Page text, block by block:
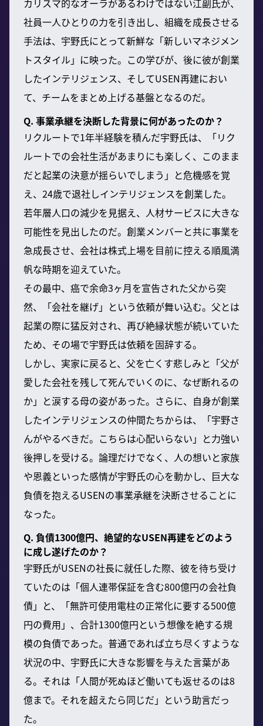
社員一人ひとりの力を引き出し、組織を成長させる
手法は、宇野氏にとって新鮮な「新しいマネジメン
トスタイル」に映った。この学びが、後に彼が創業
したインテリジェンス、そしてUSEN再建におい
て、チームをまとめ上げる基盤となるのだ。
Q. 事業承継を決断した背景に何があったのか？
リクルートで1年半経験を積んだ宇野氏は、「リク
ルートでの会社生活があまりにも楽しく、このまま
だと起業の決意が揺らいでしまう」と危機感を覚
え、24歳で退社しインテリジェンスを創業した。
若年層人口の減少を見据え、人材サービスに大きな
可能性を見出したのだ。創業メンバーと共に事業を
急成長させ、会社は株式上場を目前に控える順風満
帆な時期を迎えていた。
その最中、癌で余命3ヶ月を宣告された父から突
然、「会社を継げ」という依頼が舞い込む。父とは
起業の際に猛反対され、再び絶縁状態が続いていた
ため、その場で宇野氏は依頼を固辞する。
しかし、実家に戻ると、父を亡くす悲しみと「父が
愛した会社を残して死んでいくのに、なぜ断れるの
か」と涙する母の姿があった。さらに、自身が創業
したインテリジェンスの仲間たちからは、「宇野さ
んがやるべきだ。こちらは心配いらない」と力強い
後押しを受ける。論理だけでなく、人の想いと家族
や恩義といった感情が宇野氏の心を動かし、巨大な
負債を抱えるUSENの事業承継を決断させることに
なった。
Q. 負債1300億円、絶望的なUSEN再建をどのよう
に成し遂げたのか？
宇野氏がUSENの社長に就任した際、彼を待ち受け
ていたのは「個人連帯保証を含む800億円の会社負
債」と、「無許可使用電柱の正常化に要する500億
円の費用」、合計1300億円という想像を絶する規
模の負債であった。普通であれば立ち尽くすような
状況の中、宇野氏に大きな影響を与えた言葉があ
る。それは「人間が死ぬほど働いても返せるのは8
億まで。それを超えたら同じだ」という助言だっ
た。